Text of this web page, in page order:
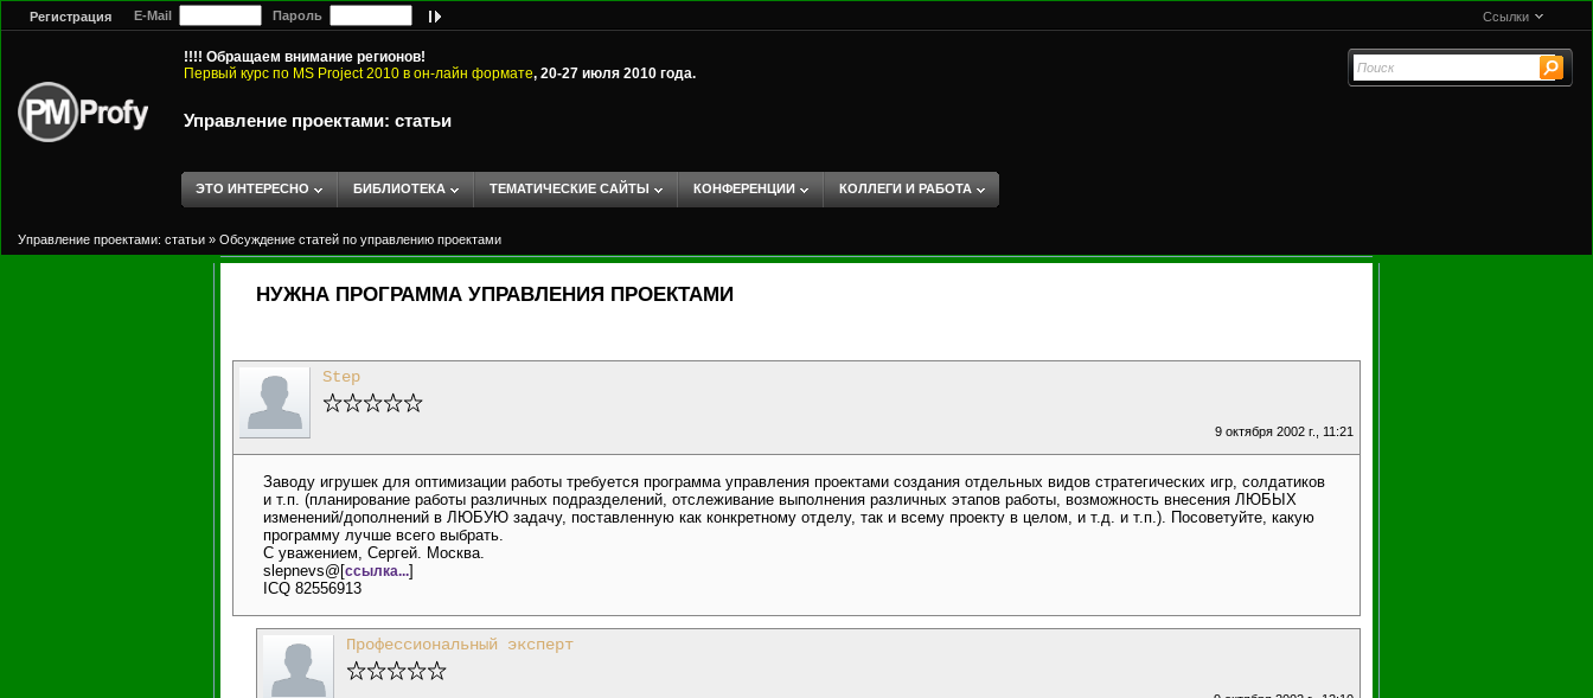
Регистрация E-Mail Пароль Ссылки
!!!! Обращаем внимание регионов!
Первый курс по MS Project 2010 в он-лайн формате, 20-27 июля 2010 года.
Управление проектами: статьи
ЭТО ИНТЕРЕСНО БИБЛИОТЕКА ТЕМАТИЧЕСКИЕ САЙТЫ КОНФЕРЕНЦИИ КОЛЛЕГИ И РАБОТА
Управление проектами: статьи » Обсуждение статей по управлению проектами
НУЖНА ПРОГРАММА УПРАВЛЕНИЯ ПРОЕКТАМИ
Step
9 октября 2002 г., 11:21
Заводу игрушек для оптимизации работы требуется программа управления проектами создания отдельных видов стратегических игр, солдатиков
и т.п. (планирование работы различных подразделений, отслеживание выполнения различных этапов работы, возможность внесения ЛЮБЫХ
изменений/дополнений в ЛЮБУЮ задачу, поставленную как конкретному отделу, так и всему проекту в целом, и т.д. и т.п.). Посоветуйте, какую
программу лучше всего выбрать.
С уважением, Сергей. Москва.
slepnevs@[ссылка...]
ICQ 82556913
Профессиональный эксперт